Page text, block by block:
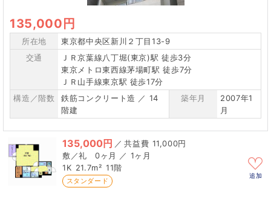
135,000円
所在地
東京都中央区新川２丁目13-9
交通
ＪＲ京葉線八丁堀(東京)駅 徒歩3分
東京メトロ東西線茅場町駅 徒歩7分
ＪＲ山手線東京駅 徒歩17分
構造／階数
鉄筋コンクリート造 ／ 14
階建
築年月
2007年1
月
135,000円 ／
11,000円
0ヶ月 ／ 1ヶ月
1K 21.7m² 11階
スタンダード
追加